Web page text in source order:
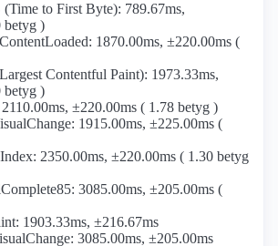
to First Byte): 789.67ms,
betyg )
1870.00ms, ±220.00ms (
Contentful Paint): 1973.33ms,
betyg )
±220.00ms ( 1.78 betyg )
1915.00ms, ±225.00ms (
2350.00ms, ±220.00ms ( 1.30 betyg
3085.00ms, ±205.00ms (
1903.33ms, ±216.67ms
3085.00ms, ±205.00ms